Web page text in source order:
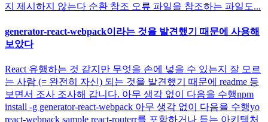
지 제시하지 않는다 순환 참조 오류 파일을 참조하는 파일도...
generator-react-webpack이라는 것을 발견했기 때문에 사용해
보았다
React 유행하는 것 같지만 무엇을 손에 넣을 수 있는지 잘 모르
는 사람 (= 완전히 자신) 되는 것을 발견했기 때문에 readme 등
보면서 조사 조사해 갑니다. 아무 생각 없이 다음을 수행npm
install -g generator-react-webpack 아무 생각 없이 다음을 수행yo
react-webpack sample react-routerr를 포함하거나 듣는 아키텍처